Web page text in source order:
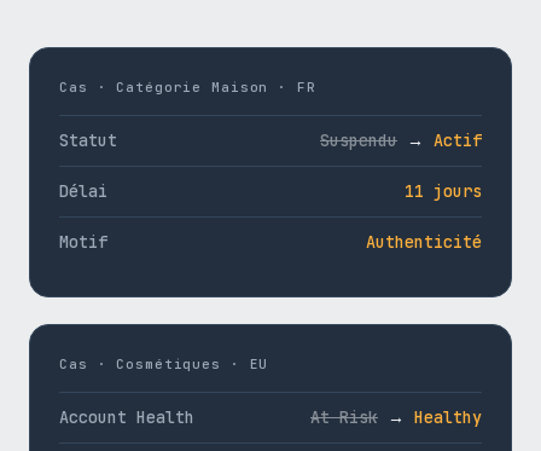
Cas · Catégorie Maison · FR
Statut Suspendu → Actif
Délai 11 jours
Motif Authenticité
Cas · Cosmétiques · EU
Account Health At Risk → Healthy